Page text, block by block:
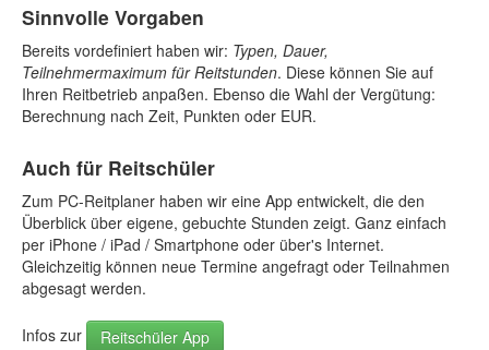
Sinnvolle Vorgaben
Bereits vordefiniert haben wir: Typen, Dauer,
Teilnehmermaximum für Reitstunden. Diese können Sie auf
Ihren Reitbetrieb anpaßen. Ebenso die Wahl der Vergütung:
Berechnung nach Zeit, Punkten oder EUR.
Auch für Reitschüler
Zum PC-Reitplaner haben wir eine App entwickelt, die den
Überblick über eigene, gebuchte Stunden zeigt. Ganz einfach
per iPhone / iPad / Smartphone oder über's Internet.
Gleichzeitig können neue Termine angefragt oder Teilnahmen
abgesagt werden.
Infos zur Reitschüler App